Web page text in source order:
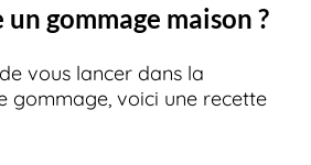
gommage maison ?
vous lancer dans la
gommage, voici une recette